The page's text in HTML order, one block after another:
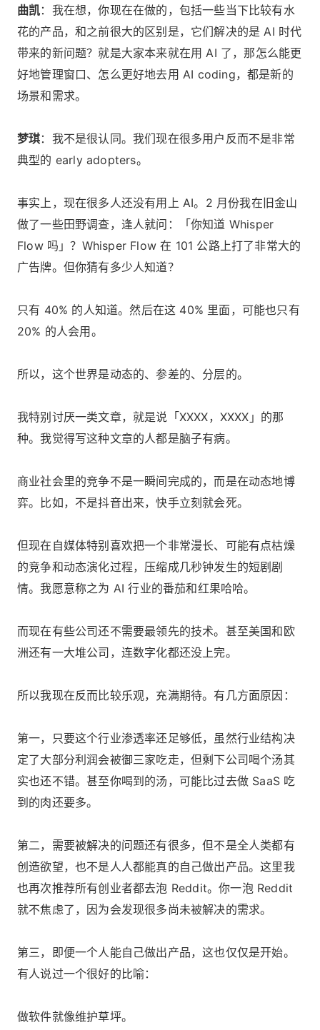
曲凯：我在想，你现在在做的，包括一些当下比较有水
花的产品，和之前很大的区别是，它们解决的是 AI 时代
带来的新问题？就是大家本来就在用 AI 了，那怎么能更
好地管理窗口、怎么更好地去用 AI coding，都是新的
场景和需求。
梦琪：我不是很认同。我们现在很多用户反而不是非常
典型的 early adopters。
事实上，现在很多人还没有用上 AI。2 月份我在旧金山
做了一些田野调查，逢人就问：「你知道 Whisper
Flow 吗」？Whisper Flow 在 101 公路上打了非常大的
广告牌。但你猜有多少人知道？
只有 40% 的人知道。然后在这 40% 里面，可能也只有
20% 的人会用。
所以，这个世界是动态的、参差的、分层的。
我特别讨厌一类文章，就是说「XXXX，XXXX」的那
种。我觉得写这种文章的人都是脑子有病。
商业社会里的竞争不是一瞬间完成的，而是在动态地博
弈。比如，不是抖音出来，快手立刻就会死。
但现在自媒体特别喜欢把一个非常漫长、可能有点枯燥
的竞争和动态演化过程，压缩成几秒钟发生的短剧剧
情。我愿意称之为 AI 行业的番茄和红果哈哈。
而现在有些公司还不需要最领先的技术。甚至美国和欧
洲还有一大堆公司，连数字化都还没上完。
所以我现在反而比较乐观，充满期待。有几方面原因：
第一，只要这个行业渗透率还足够低，虽然行业结构决
定了大部分利润会被御三家吃走，但剩下公司喝个汤其
实也还不错。甚至你喝到的汤，可能比过去做 SaaS 吃
到的肉还要多。
第二，需要被解决的问题还有很多，但不是全人类都有
创造欲望，也不是人人都能真的自己做出产品。这里我
也再次推荐所有创业者都去泡 Reddit。你一泡 Reddit
就不焦虑了，因为会发现很多尚未被解决的需求。
第三，即便一个人能自己做出产品，这也仅仅是开始。
有人说过一个很好的比喻：
做软件就像维护草坪。